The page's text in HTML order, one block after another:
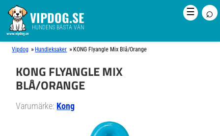
VIPDOG.SE
HUNDENS BÄSTA VÄN
☰ ⌕
Vipdog » Hundleksaker » KONG Flyangle Mix Blå/Orange
KONG FLYANGLE MIX
BLÅ/ORANGE
Varumärke: Kong